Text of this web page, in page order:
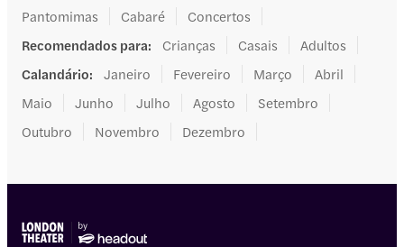
Pantomimas
Cabaré
Concertos
Recomendados para: Crianças Casais
Adultos
Calandário: Janeiro Fevereiro Março
Abril
Maio
Junho Julho Agosto
Setembro
Outubro
Novembro Dezembro